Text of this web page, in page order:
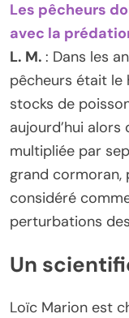
Les pêcheurs
avec la
L. M. : Dans les
pêcheurs était le
stocks de
aujourd’hui
multipliée par
grand cormoran,
considéré
perturbations
Un
Loïc Marion est